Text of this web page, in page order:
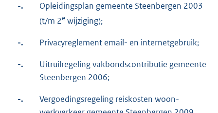
-.
Opleidingsplan gemeente Steenbergen 2003
(t/m 2e wijziging);
-. Privacyreglement email- en internetgebruik;
-.
Uitruilregeling vakbondscontributie gemeente
Steenbergen 2006;
-.
Vergoedingsregeling reiskosten woon-